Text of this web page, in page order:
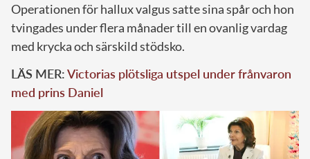
Operationen för hallux valgus satte sina spår och hon
tvingades under flera månader till en ovanlig vardag
med krycka och särskild stödsko.
LÄS MER:Victorias plötsliga utspel under frånvaron
med prins Daniel